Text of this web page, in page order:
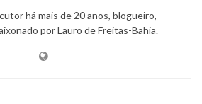
há mais de 20 anos, blogueiro,
por Lauro de Freitas-Bahia.